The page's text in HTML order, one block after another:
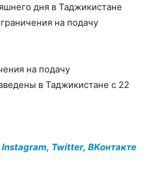
дня в Таджикистане
на подачу
на подачу
в Таджикистане с 22
Instagram, Twitter, ВКонтакте